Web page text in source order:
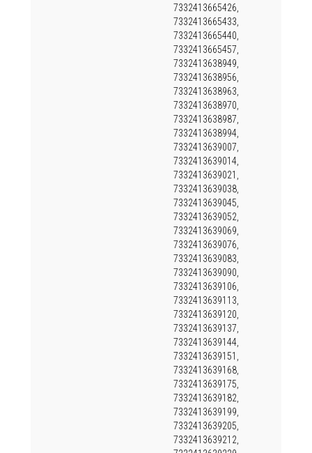
7332413665426,
7332413665433,
7332413665440,
7332413665457,
7332413638949,
7332413638956,
7332413638963,
7332413638970,
7332413638987,
7332413638994,
7332413639007,
7332413639014,
7332413639021,
7332413639038,
7332413639045,
7332413639052,
7332413639069,
7332413639076,
7332413639083,
7332413639090,
7332413639106,
7332413639113,
7332413639120,
7332413639137,
7332413639144,
7332413639151,
7332413639168,
7332413639175,
7332413639182,
7332413639199,
7332413639205,
7332413639212,